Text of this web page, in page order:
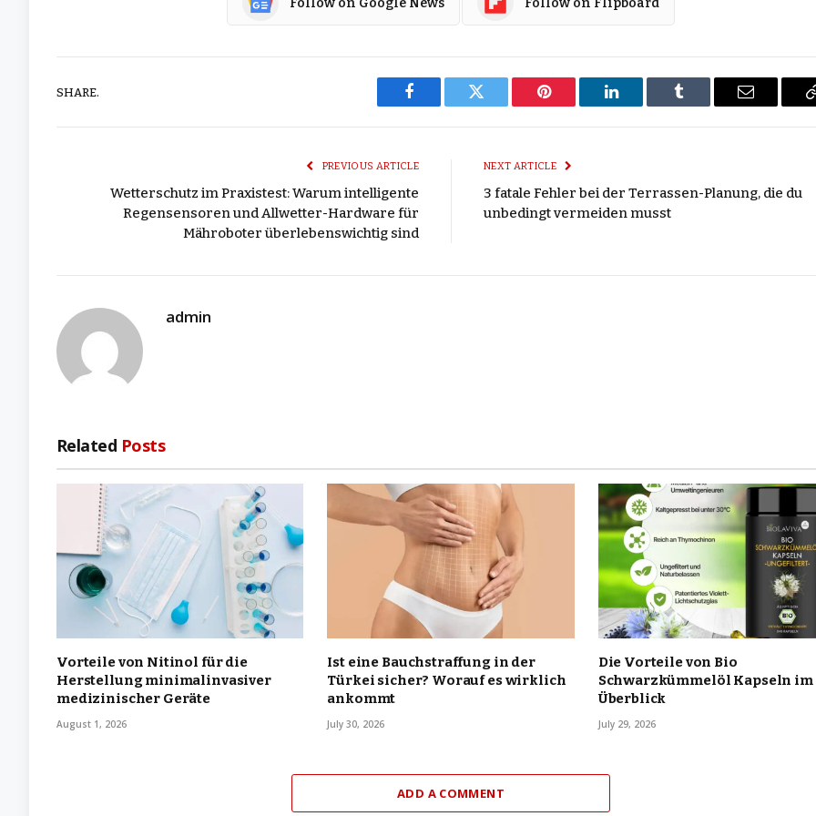
SHARE.
Facebook Twitter Pinterest LinkedIn Tumblr Email
PREVIOUS ARTICLE
Wetterschutz im Praxistest: Warum intelligente
Regensensoren und Allwetter-Hardware für
Mähroboter überlebenswichtig sind
NEXT ARTICLE
3 fatale Fehler bei der Terrassen-Planung, die du
unbedingt vermeiden musst
admin
Related Posts
Vorteile von Nitinol für die
Herstellung minimalinvasiver
medizinischer Geräte
August 1, 2026
Ist eine Bauchstraffung in der
Türkei sicher? Worauf es wirklich
ankommt
July 30, 2026
Die Vorteile von Bio
Schwarzkümmelöl Kapseln im
Überblick
July 29, 2026
ADD A COMMENT